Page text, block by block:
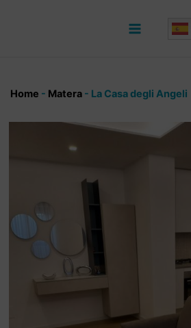
Home - Matera- La Casa degli Angeli